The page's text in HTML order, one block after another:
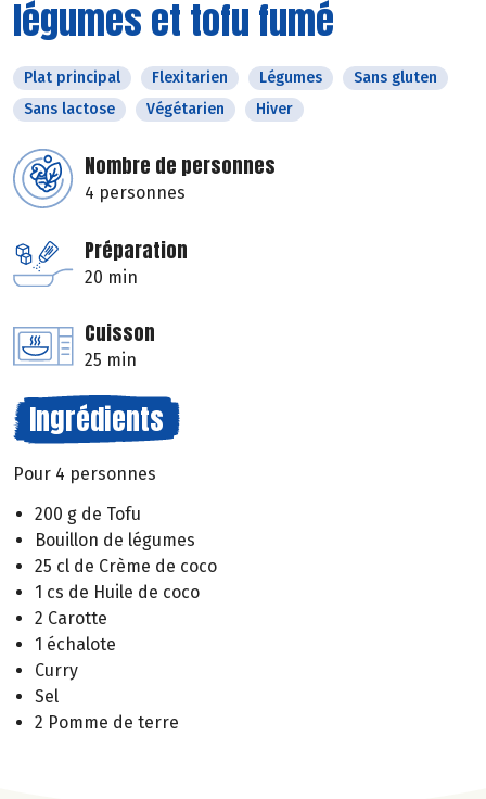
légumes et tofu fumé
Plat principal Flexitarien Légumes
Sans gluten
Sans lactose
Végétarien Hiver
Nombre de personnes
4 personnes
Préparation
20 min
Cuisson
25 min
Ingrédients
Pour 4 personnes
200 g de Tofu
Bouillon de légumes
25 cl de Crème de coco
1 cs de Huile de coco
2 Carotte
1 échalote
Curry
Sel
2 Pomme de terre